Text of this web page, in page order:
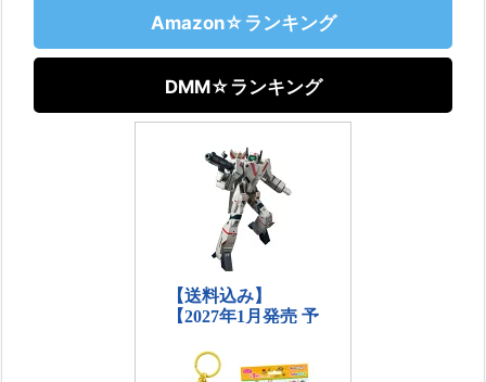
Amazon☆ランキング
DMM☆ランキング